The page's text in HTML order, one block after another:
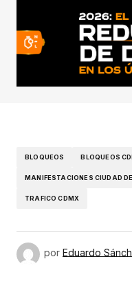
BLOQUEOS BLOQUEOS
MANIFESTACIONES CIUDAD
TRAFICO CDMX
por Eduardo